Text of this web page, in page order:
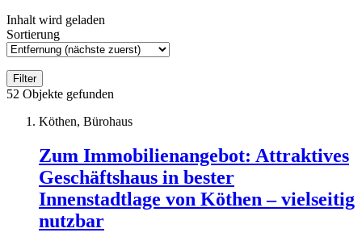
Inhalt wird geladen
Sortierung
Filter
52 Objekte gefunden
Köthen, Bürohaus
Zum Immobilienangebot: Attraktives
Geschäftshaus in bester
Innenstadtlage von Köthen – vielseitig
nutzbar